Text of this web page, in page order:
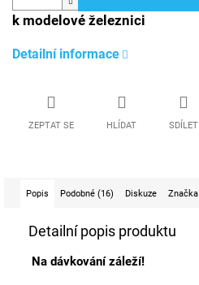
k modelové železnici
Detailní informace
ZEPTAT SE HLÍDAT SDÍLET
Popis Podobné (16) Diskuze Značka
Detailní popis produktu
Na dávkování záleží!